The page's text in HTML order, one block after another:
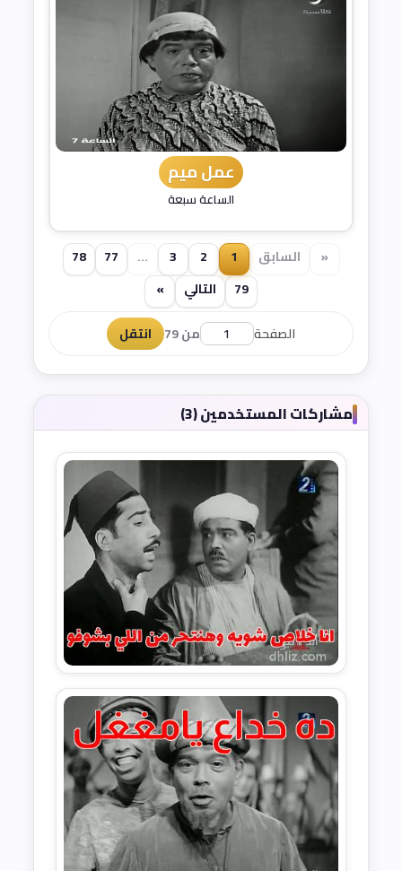
عمل ميم
الساعة سبعة
« السابق 1
2
3
...
77
78
79
التالي
»
الصفحة
من 79 انتقل
مشاركات المستخدمين (3)